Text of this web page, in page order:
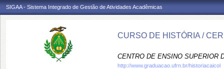
SIGAA - Sistema Integrado de Gestão de Atividades Acadêmicas
CURSO DE HISTÓRIA /
CENTRO DE ENSINO SUPERIOR
http://www.graduacao.ufrn.br/historiacaicol